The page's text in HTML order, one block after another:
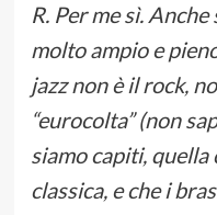
R. Per me sì.
molto ampio e
jazz non è il rock,
“eurocolta” (non
siamo capiti, quella
classica, e che i